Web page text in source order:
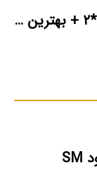
قیمت کابل آلومینیومی ۱۶*۲ + بهترین برند بازار + اطلاعات فنی